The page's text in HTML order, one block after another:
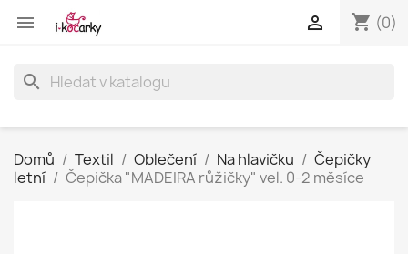
 shopping_cart (0)

search
Domů Textil Oblečení Na hlavičku
Čepičky
letní
Čepička "MADEIRA růžičky" vel. 0-2 měsíce